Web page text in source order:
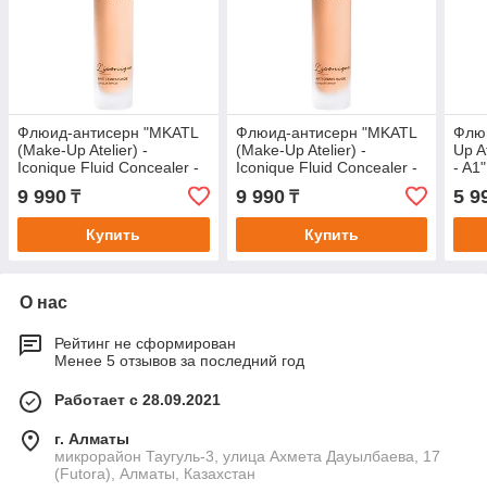
Флюид-антисерн "MKATL
(Make-Up Atelier) -
Iconique Fluid Concealer -
2A" корректор с
увлажняющим эффектом.
9 990 ₸
Купить
Флюид-антисерн "MKATL
(Make-Up Atelier) -
Iconique Fluid Concealer -
3A" корректор с
увлажняющим эффектом.
9 990₸
Купить
Up
-
5
О нас
Рейтинг не сформирован
Менее 5 отзывов за последний год
Работает с 28.09.2021
г. Алматы
микрорайон Таугуль-3, улица Ахмета Дауылбаева, 17
(Futora), Алматы, Казахстан